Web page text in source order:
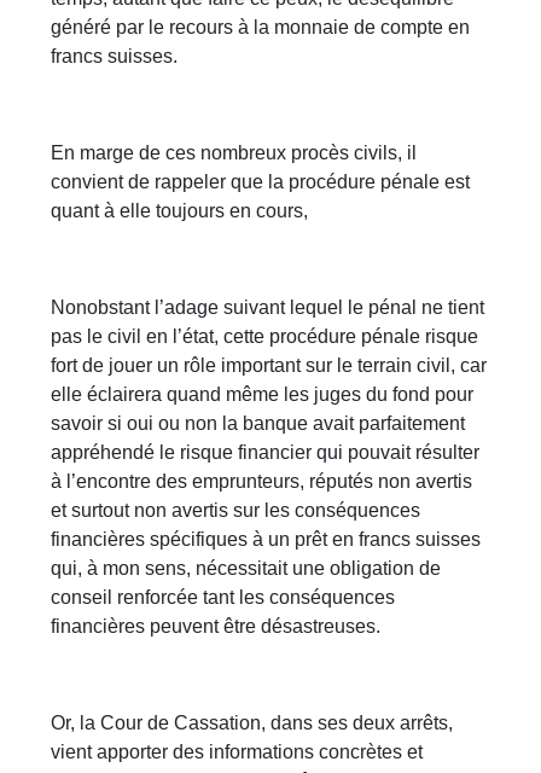
généré par le recours à la monnaie de compte en
francs suisses.
En marge de ces nombreux procès civils, il
convient de rappeler que la procédure pénale est
quant à elle toujours en cours,
Nonobstant l’adage suivant lequel le pénal ne tient
pas le civil en l’état, cette procédure pénale risque
fort de jouer un rôle important sur le terrain civil, car
elle éclairera quand même les juges du fond pour
savoir si oui ou non la banque avait parfaitement
appréhendé le risque financier qui pouvait résulter
à l’encontre des emprunteurs, réputés non avertis
et surtout non avertis sur les conséquences
financières spécifiques à un prêt en francs suisses
qui, à mon sens, nécessitait une obligation de
conseil renforcée tant les conséquences
financières peuvent être désastreuses.
Or, la Cour de Cassation, dans ses deux arrêts,
vient apporter des informations concrètes et